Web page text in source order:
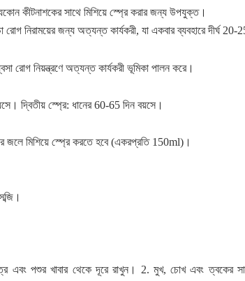
কীটনাশকের সাথে মিশিয়ে স্প্রে করার জন্য উপযুক্ত।
রোগ নিরাময়ের জন্য অত্যন্ত কার্যকরী, যা একবার ব্যবহারে দীর্ঘ 20-
রোগ নিয়ন্ত্রণে অত্যন্ত কার্যকরী ভূমিকা পালন করে।
দ্বিতীয় স্প্রে: ধানের 60-65 দিন বয়সে।
জলে মিশিয়ে স্প্রে করতে হবে(একরপ্রতি 150ml) ।
এবং পশুর খাবার থেকে দূরে রাখুন। 2. মুখ, চোখ এবং ত্বকের